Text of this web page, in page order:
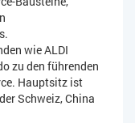
wie ALDI
zu den führenden
Hauptsitz ist
Schweiz, China